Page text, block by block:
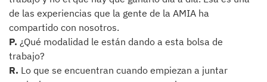
de las experiencias que la gente de la AMIA ha
compartido con nosotros.
P. ¿Qué modalidad le están dando a esta bolsa de
trabajo?
R. Lo que se encuentran cuando empiezan a juntar